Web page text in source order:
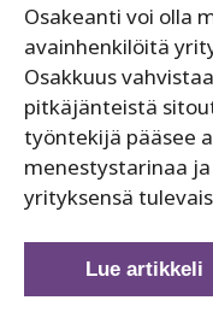
Osakeanti voi olla
avainhenkilöitä
Osakkuus
pitkäjänteistä
työntekijä pääsee
menestystarinaa
yrityksensä
Osakeannin
Lue artikkeli